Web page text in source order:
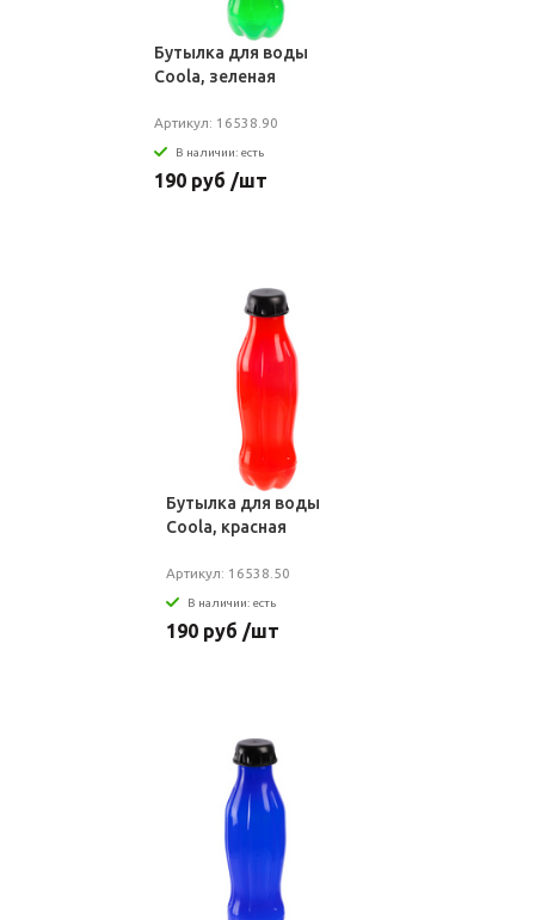
Бутылка для воды
Coola, зеленая
Артикул: 16538.90
В наличии: есть
190 руб /шт
Бутылка для воды
Coola, красная
Артикул: 16538.50
В наличии: есть
190 руб /шт